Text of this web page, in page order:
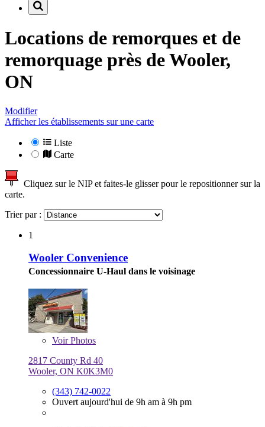
Locations de remorques et de
remorquage près deWooler,
ON
Modifier
Afficher les établissements sur une carte
Liste
Carte
Cliquez sur le NIP et faites-le glisser pour le repositionner sur la
carte.
Trier par :
1
Wooler Convenience
Concessionnaire U-Haul dans le voisinage
VoirPhotos
2817 County Rd 40
Wooler, ON K0K3M0
(343) 742-0022
Ouvert aujourd'hui de 9h am à 9h pm